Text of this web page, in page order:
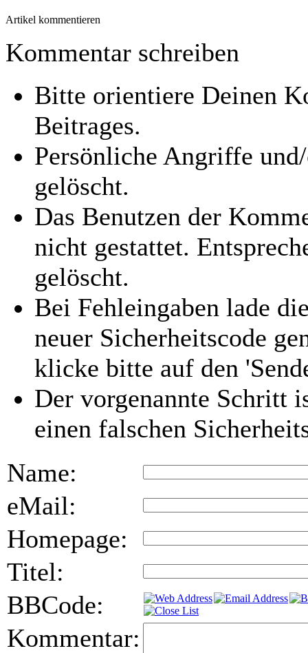
Artikel kommentieren
Kommentar schreiben
Bitte orientiere Deinen
Beitrages.
Persönliche Angriffe
gelöscht.
Das Benutzen der
nicht gestattet.
gelöscht.
Bei Fehleingaben lade
neuer Sicherheitscode
klicke bitte auf den
Der vorgenannte Schritt
einen falschen
Name:
eMail:
Homepage:
Titel:
BBCode:
Kommentar: